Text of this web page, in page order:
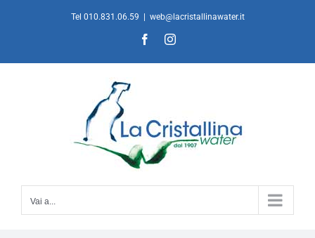
Tel 010.831.06.59 web@lacristallinawater.it
FacebookInstagram
Vai a...